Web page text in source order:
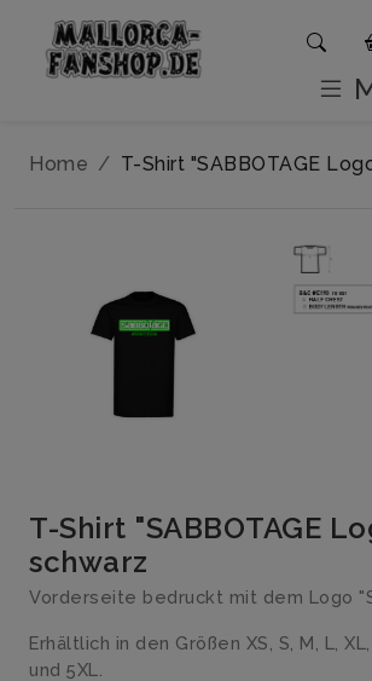
Home T-Shirt "SABBOTAGE
T-Shirt "SABBOTAGE
schwarz
Vorderseite bedruckt mit dem Logo
Erhältlich in den Größen XS, S, M, L, XL,
und 5XL.